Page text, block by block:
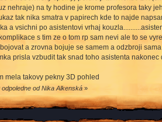
nehraje) na ty hodine je krome profesora taky
tak nika smatra v papirech kde to najde
a vsichni po asistentovi vrhaj
s tim ze o tom rp sam nevi ale to se
a zrovna bojuje se samem a odzbroji
prisla vzbudit tak snad toho asistenta
mela takovy pekny 3D pohled
od Nika Alkenská»